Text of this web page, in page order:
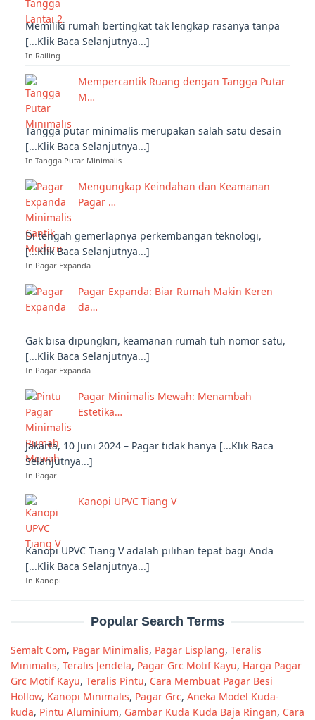
Memiliki rumah bertingkat tak lengkap rasanya tanpa
[...Klik Baca Selanjutnya...]
In Railing
Mempercantik Ruang dengan Tangga Putar
M…
Tangga putar minimalis merupakan salah satu desain
[...Klik Baca Selanjutnya...]
In Tangga Putar Minimalis
Mengungkap Keindahan dan Keamanan
Pagar …
Di tengah gemerlapnya perkembangan teknologi,
[...Klik Baca Selanjutnya...]
In Pagar Expanda
Pagar Expanda: Biar Rumah Makin Keren
da…
Gak bisa dipungkiri, keamanan rumah tuh nomor satu,
[...Klik Baca Selanjutnya...]
In Pagar Expanda
Pagar Minimalis Mewah: Menambah
Estetika…
Jakarta, 10 Juni 2024 – Pagar tidak hanya [...Klik Baca
Selanjutnya...]
In Pagar
Kanopi UPVC Tiang V
Kanopi UPVC Tiang V adalah pilihan tepat bagi Anda
[...Klik Baca Selanjutnya...]
In Kanopi
Popular Search Terms
Semalt Com, Pagar Minimalis, Pagar Lisplang, Teralis
Minimalis, Teralis Jendela, Pagar Grc Motif Kayu, Harga Pagar
Grc Motif Kayu, Teralis Pintu, Cara Membuat Pagar Besi
Hollow, Kanopi Minimalis, Pagar Grc, Aneka Model Kuda-
kuda, Pintu Aluminium, Gambar Kuda Kuda Baja Ringan, Cara